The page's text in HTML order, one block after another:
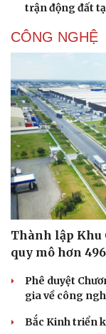
trận động đất
CÔNG NGHỆ
Thành lập Khu
quy mô hơn
Phê duyệt
gia về công
Bắc Kinh triển